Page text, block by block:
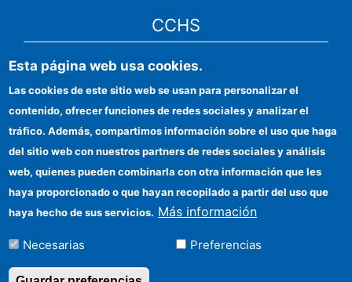
CCHS
Sede electrónica CSIC
Identidad institucional
Información para proveedores
Ayudas FEDER
Organismos financiadores
Contacto
Cómo llegar
Esta página web usa cookies.
Las cookies de este sitio web se usan para personalizar el
contenido, ofrecer funciones de redes sociales y analizar el
tráfico. Además, compartimos información sobre el uso que haga
del sitio web con nuestros partners de redes sociales y análisis
web, quienes pueden combinarla con otra información que les
haya proporcionado o que hayan recopilado a partir del uso que
haya hecho de sus servicios. Más información
Necesarias Preferencias